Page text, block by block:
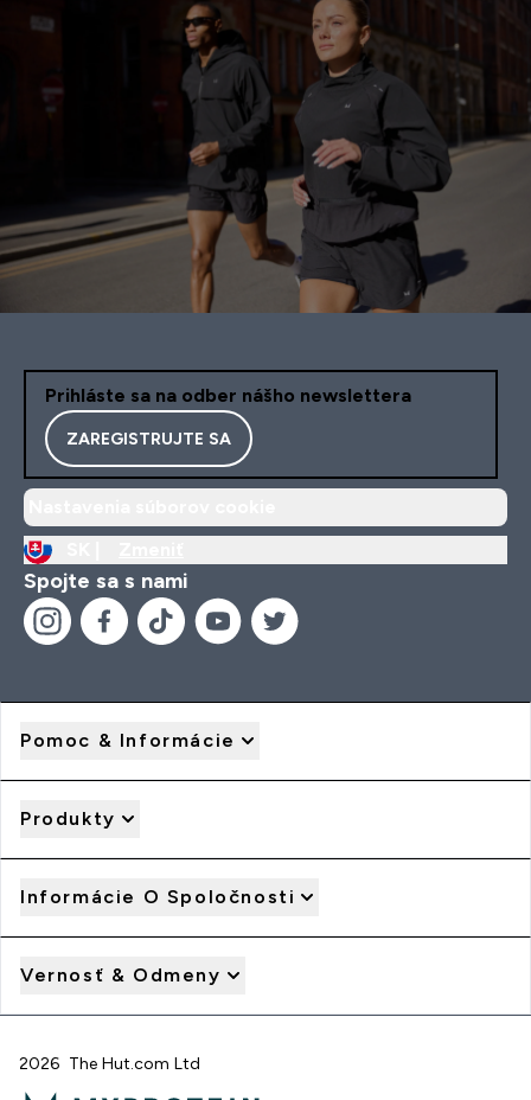
Prihláste sa na odber nášho newslettera
ZAREGISTRUJTE SA
Spojte sa s nami
Pomoc & Informácie
Produkty
Informácie O Spoločnosti
Vernosť & Odmeny
2026 The Hut.com Ltd